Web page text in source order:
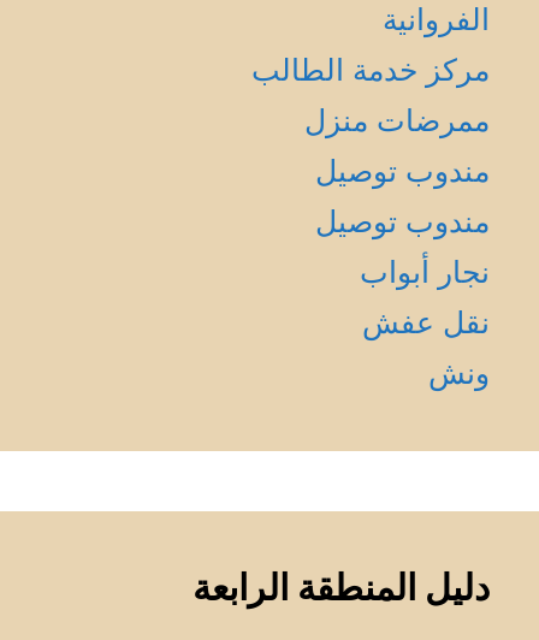
الفروانية
مركز خدمة الطالب
ممرضات منزل
مندوب توصيل
مندوب توصيل
نجار أبواب
نقل عفش
ونش
دليل المنطقة الرابعة